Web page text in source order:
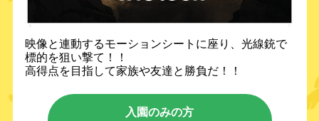
映像と連動するモーションシートに座り、光線銃で
標的を狙い撃て！！
高得点を目指して家族や友達と勝負だ！！
入園のみの方